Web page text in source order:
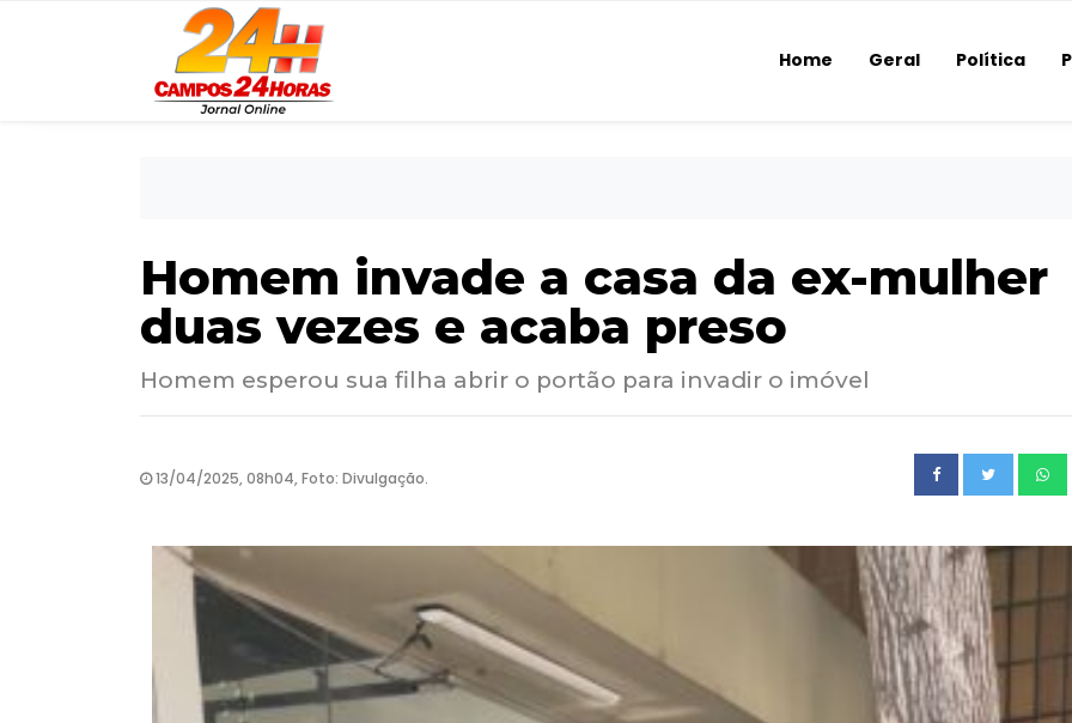
Home Geral Política
Homem invade a casa da ex-mulher
duas vezes e acaba preso
Homem esperou sua filha abrir o portão para invadir o imóvel
13/04/2025, 08h04, Foto: Divulgação.